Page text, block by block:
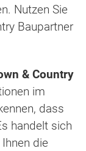
Nutzen Sie
Baupartner
& Country
im
dass
handelt sich
die